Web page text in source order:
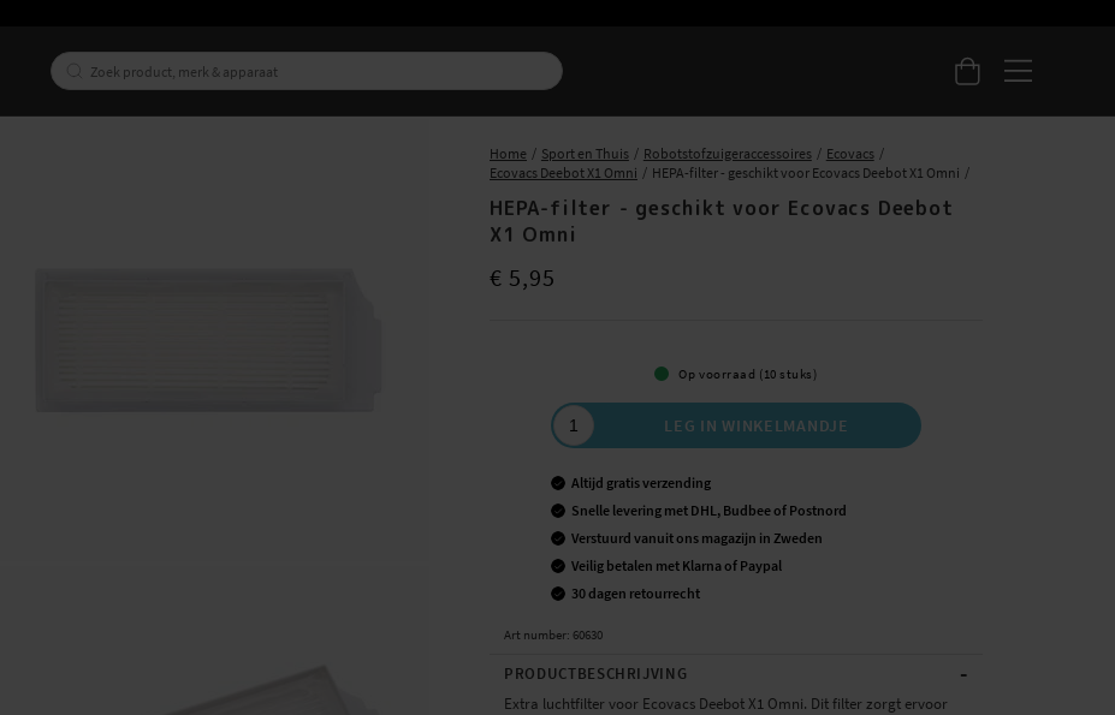
Home Sport en Thuis Robotstofzuigeraccessoires
Ecovacs
Ecovacs Deebot X1 Omni
HEPA-filter - geschikt voor Ecovacs Deebot X1 Omni
HEPA-filter - geschikt voor Ecovacs Deebot
X1 Omni
Prijs € 5,95
€ 5,95
Op voorraad (10 stuks)
LEG IN WINKELMANDJE
Altijd gratis verzending
Snelle levering met DHL, Budbee of Postnord
Verstuurd vanuit ons magazijn in Zweden
Veilig betalen met Klarna of Paypal
30 dagen retourrecht
Art number: 60630
PRODUCTBESCHRIJVING -
Extra luchtfilter voor Ecovacs Deebot X1 Omni. Dit filter zorgt ervoor